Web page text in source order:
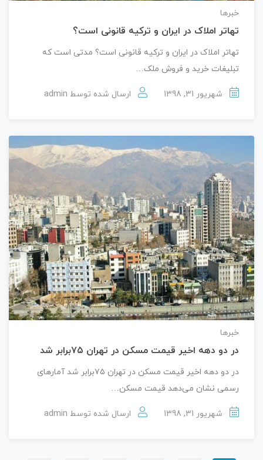
خبرها
تهاتر املاک در ایران و ترکیه قانونی است؟
تهاتر املاک در ایران و ترکیه قانونی است؟ مدتی است که
تبلیغات خرید و فروش ملک…
شهریور 31, 1398 ارسال شده توسط admin
خبرها
در دو دهه اخیر قیمت مسکن در تهران ۷۵برابر شد
در دو دهه اخیر قیمت مسکن در تهران ۷۵برابر شد آمارهای
رسمی نشان می‌دهد قیمت مسکن…
شهریور 31, 1398 ارسال شده توسط admin